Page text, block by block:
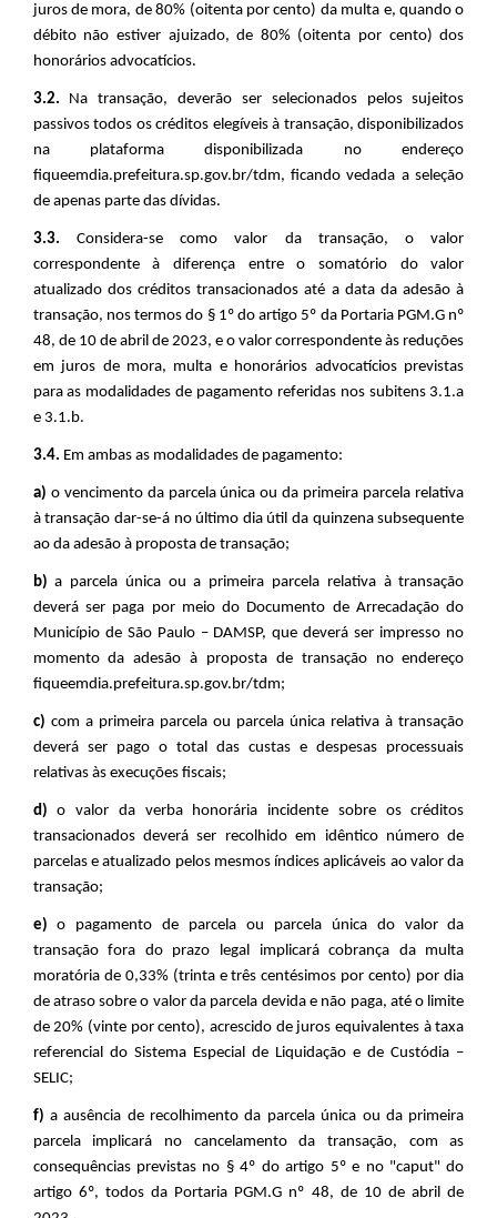
juros de mora, de 80% (oitenta por cento) da multa e, quando o
débito não estiver ajuizado, de 80% (oitenta por cento) dos
honorários advocatícios.
3.2. Na transação, deverão ser selecionados pelos sujeitos
passivos todos os créditos elegíveis à transação, disponibilizados
na plataforma disponibilizada no endereço
fiqueemdia.prefeitura.sp.gov.br/tdm, ficando vedada a seleção
de apenas parte das dívidas.
3.3. Considera-se como valor da transação, o valor
correspondente à diferença entre o somatório do valor
atualizado dos créditos transacionados até a data da adesão à
transação, nos termos do § 1º do artigo 5º da Portaria PGM.G nº
48, de 10 de abril de 2023, e o valor correspondente às reduções
em juros de mora, multa e honorários advocatícios previstas
para as modalidades de pagamento referidas nos subitens 3.1.a
e 3.1.b.
3.4. Em ambas as modalidades de pagamento:
a) o vencimento da parcela única ou da primeira parcela relativa
à transação dar-se-á no último dia útil da quinzena subsequente
ao da adesão à proposta de transação;
b) a parcela única ou a primeira parcela relativa à transação
deverá ser paga por meio do Documento de Arrecadação do
Município de São Paulo – DAMSP, que deverá ser impresso no
momento da adesão à proposta de transação no endereço
fiqueemdia.prefeitura.sp.gov.br/tdm;
c) com a primeira parcela ou parcela única relativa à transação
deverá ser pago o total das custas e despesas processuais
relativas às execuções fiscais;
d) o valor da verba honorária incidente sobre os créditos
transacionados deverá ser recolhido em idêntico número de
parcelas e atualizado pelos mesmos índices aplicáveis ao valor da
transação;
e) o pagamento de parcela ou parcela única do valor da
transação fora do prazo legal implicará cobrança da multa
moratória de 0,33% (trinta e três centésimos por cento) por dia
de atraso sobre o valor da parcela devida e não paga, até o limite
de 20% (vinte por cento), acrescido de juros equivalentes à taxa
referencial do Sistema Especial de Liquidação e de Custódia –
SELIC;
f) a ausência de recolhimento da parcela única ou da primeira
parcela implicará no cancelamento da transação, com as
consequências previstas no § 4º do artigo 5º e no "caput" do
artigo 6º, todos da Portaria PGM.G nº 48, de 10 de abril de